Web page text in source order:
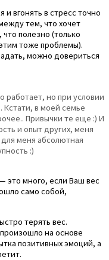
вгонять в стресс точно
тем, что хочет
полезно (только
тоже проблемы).
можно довериться
работает, но при условии
в моей семье
Привычки те еще :) И
и опыт других, меня
меня абсолютная
:)
это много, если Ваш вес
само собой,
терять вес.
на основе
позитивных эмоций, а